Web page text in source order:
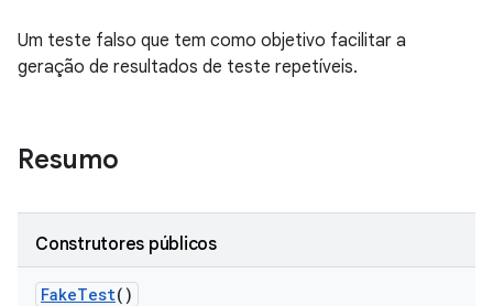
Um teste falso que tem como objetivo facilitar a
geração de resultados de teste repetíveis.
Resumo
Construtores públicos
FakeTest()